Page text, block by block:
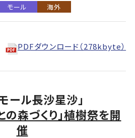
モール 海外
PDFダウンロード（278kbyte）
ール長沙星沙」
の森づくり」植樹祭を開
催